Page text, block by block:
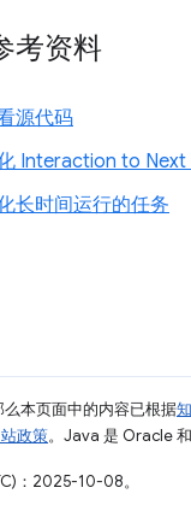
考资料
源代码
Interaction to Next
长时间运行的任务
本页面中的内容已根据
政策。Java 是 Oracle
：2025-10-08。